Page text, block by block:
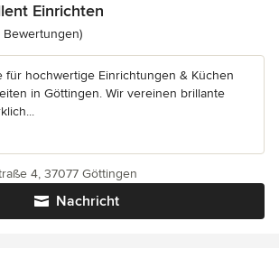
Einrichten
4.1 von 5 Sternen
Bewertungen)
für hochwertige Einrichtungen & Küchen
in Göttingen. Wir vereinen brillante
Nachricht
4, 37077 Göttingen